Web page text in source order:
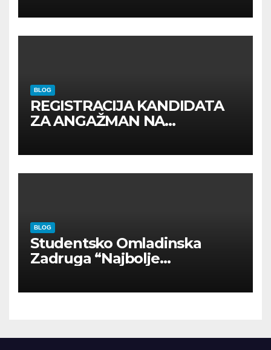
BLOG
REGISTRACIJA KANDIDATA
ZA ANGAŽMAN NA
BLOG
Studentsko Omladinska
Zadruga “Najbolje